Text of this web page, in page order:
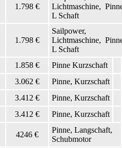
1.798 €
Lichtmaschine,
L Schaft
1.798 €
Sailpower,
Lichtmaschine,
L Schaft
1.858 €
Pinne Kurzschaft
3.062 €
Pinne, Kurzschaft
3.412 €
Pinne, Kurzschaft
3.412 €
Pinne, Kurzschaft
4246 €
Pinne, Langschaft,
Schubmotor